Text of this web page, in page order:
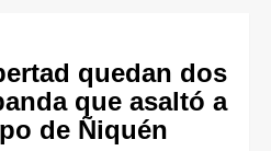
quedan dos
que asaltó a
de Ñiquén